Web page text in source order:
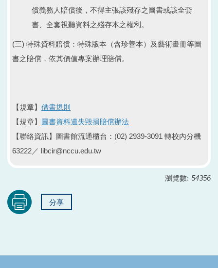
償義務人賠償後，不得主張該殘存之圖書或該全套
書、全套視聽資料之殘存本之權利。
(三) 特殊資料賠償：特殊版本（含珍善本）及藝術畫冊等圖
書之賠償，依其價值專案辦理賠償。
【規章】 借書規則
【規章】 圖書資料遺失毀損賠償辦法
【聯絡資訊】圖書館流通櫃台：(02) 2939-3091 轉校內分機
63222／ libcir@nccu.edu.tw
瀏覽數: 54356
分享